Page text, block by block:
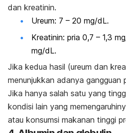
dan kreatinin.
Ureum: 7 – 20 mg/dL.
Kreatinin: pria 0,7 – 1,3
mg/dL.
Jika kedua hasil (ureum dan
menunjukkan adanya gangguan
Jika hanya salah satu yang
kondisi lain yang
atau konsumsi makanan tinggi